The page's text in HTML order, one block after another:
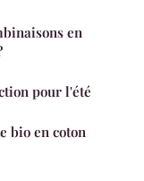
en
pour l'été
bio en coton